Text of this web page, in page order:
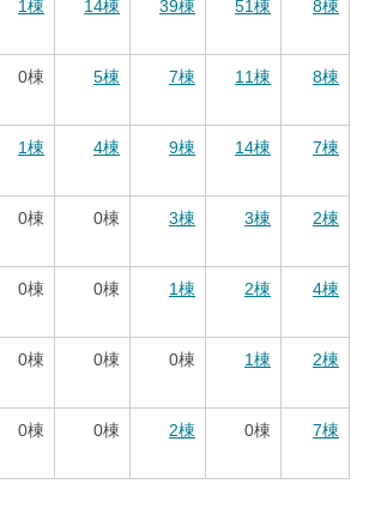
1 棟 14棟 39棟 51 棟 8棟
0棟 5棟 7棟 11棟 8棟
1棟 4棟 9棟 14棟 7棟
0棟 0棟 3棟 3棟 2棟
0棟 0棟 1棟 2棟 4棟
0棟 0棟 0棟 1棟 2棟
0棟 0棟 2棟 0棟 7棟